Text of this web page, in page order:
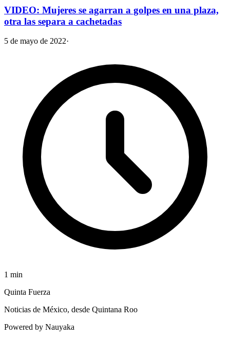
VIDEO: Mujeres se agarran a golpes en una plaza,
otra las separa a cachetadas
5 de mayo de 2022·
1 min
Quinta Fuerza
Noticias de México, desde Quintana Roo
Powered by Nauyaka